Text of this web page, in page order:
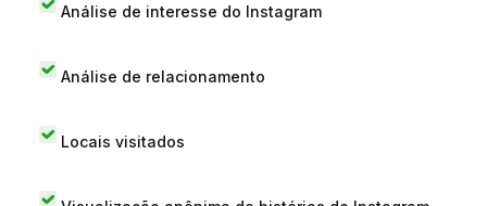
Análise de interesse do Instagram
Análise de relacionamento
Locais visitados